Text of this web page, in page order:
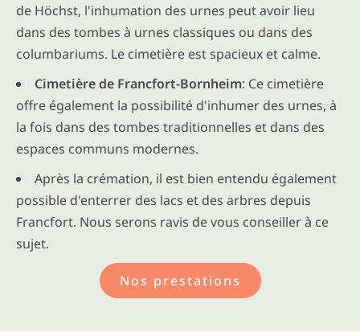
de Höchst, l'inhumation des urnes peut avoir lieu
dans des tombes à urnes classiques ou dans des
columbariums. Le cimetière est spacieux et calme.
Cimetière de Francfort-Bornheim: Ce cimetière
offre également la possibilité d'inhumer des urnes, à
la fois dans des tombes traditionnelles et dans des
espaces communs modernes.
Après la crémation, il est bien entendu également
possible d'enterrer des lacs et des arbres depuis
Francfort. Nous serons ravis de vous conseiller à ce
sujet.
Nos prestations